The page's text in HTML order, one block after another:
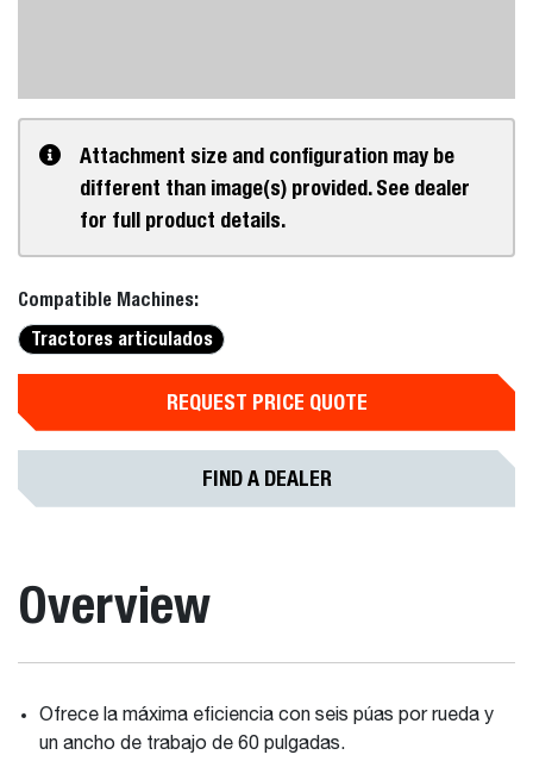
Attachment size and configuration may be
different than image(s) provided. See dealer
for full product details.
Compatible Machines:
Tractores articulados
REQUEST PRICE QUOTE
FIND A DEALER
Overview
Ofrece la máxima eficiencia con seis púas por rueda y
un ancho de trabajo de 60 pulgadas.